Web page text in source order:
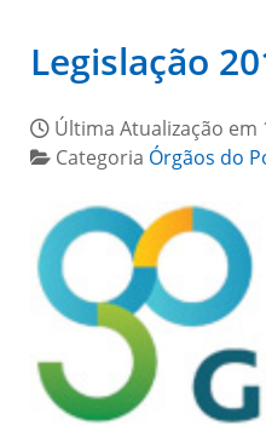
Legislação
Última Atualização em
Categoria Órgãos do